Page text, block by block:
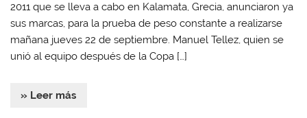
2011 que se lleva a cabo en Kalamata, Grecia, anunciaron ya
sus marcas, para la prueba de peso constante a realizarse
mañana jueves 22 de septiembre. Manuel Tellez, quien se
unió al equipo después de la Copa […]
» Leer más